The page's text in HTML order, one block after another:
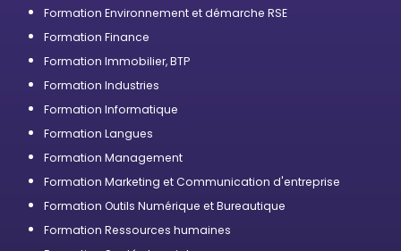
Formation Environnement et démarche RSE
Formation Finance
Formation Immobilier, BTP
Formation Industries
Formation Informatique
Formation Langues
Formation Management
Formation Marketing et Communication d'entreprise
Formation Outils Numérique et Bureautique
Formation Ressources humaines